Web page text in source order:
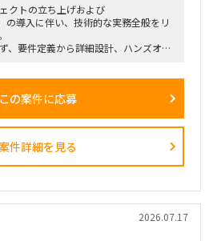
クトの立ち上げおよび
の導入に伴い、技術的な実務全般をリ
、要件定義から詳細設計、ハンズオン
の導入、カスタマイズ、および詳細設
Web Components（LWC）な
じた技術的な要件定義、および仕様設
この案件に応募
件詳細を見る
2026.07.17